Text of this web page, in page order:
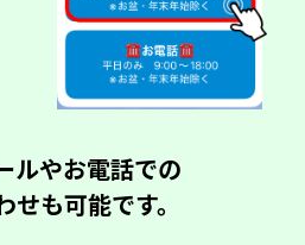
ルやお電話での
せも可能です。